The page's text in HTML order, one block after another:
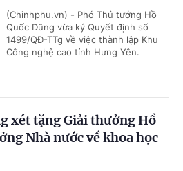
(Chinhphu.vn) - Phó Thủ tướng Hồ
Quốc Dũng vừa ký Quyết định số
1499/QĐ-TTg về việc thành lập Khu
Công nghệ cao tỉnh Hưng Yên.
xét tặng Giải thưởng Hồ
Nhà nước về khoa học